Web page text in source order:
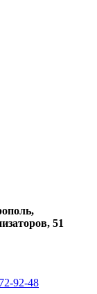
51
92-48